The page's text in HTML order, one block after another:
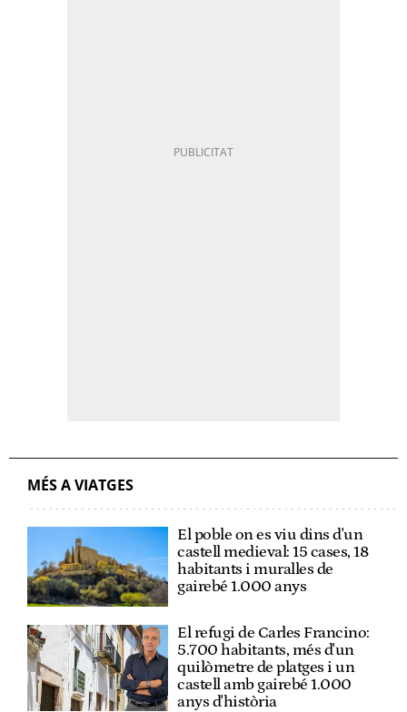
MÉS A VIATGES
El poble on es viu dins d'un
castell medieval: 15 cases, 18
habitants i muralles de
gairebé 1.000 anys
El refugi de Carles Francino:
5.700 habitants, més d'un
quilòmetre de platges i un
castell amb gairebé 1.000
anys d'història